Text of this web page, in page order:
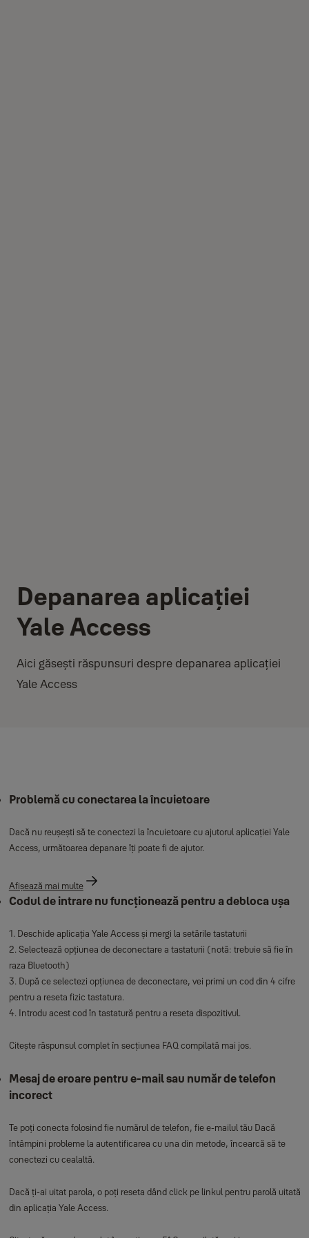
Depanarea aplicației
Yale Access
Aici găsești răspunsuri despre depanarea aplicației
Yale Access
Problemă cu conectarea la încuietoare
Dacă nu reușești să te conectezi la încuietoare cu ajutorul aplicației Yale
Access, următoarea depanare îți poate fi de ajutor.
Afișează mai multe
Codul de intrare nu funcționează pentru a debloca ușa
1. Deschide aplicația Yale Access și mergi la setările tastaturii
2. Selectează opțiunea de deconectare a tastaturii (notă: trebuie să fie în
raza Bluetooth)
3. După ce selectezi opțiunea de deconectare, vei primi un cod din 4 cifre
pentru a reseta fizic tastatura.
4. Introdu acest cod în tastatură pentru a reseta dispozitivul.
Citește răspunsul complet în secțiunea FAQ compilată mai jos.
Mesaj de eroare pentru e-mail sau număr de telefon
incorect
Te poți conecta folosind fie numărul de telefon, fie e-mailul tău Dacă
întâmpini probleme la autentificarea cu una din metode, încearcă să te
conectezi cu cealaltă.
Dacă ți-ai uitat parola, o poți reseta dând click pe linkul pentru parolă uitată
din aplicația Yale Access.